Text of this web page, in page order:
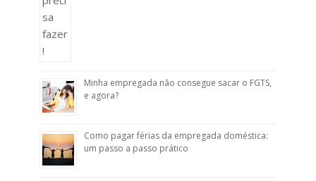
Minha empregada não consegue sacar o FGTS,
e agora?
Como pagar férias da empregada doméstica:
um passo a passo prático